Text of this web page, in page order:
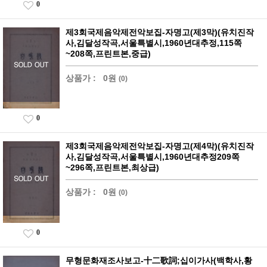
0
제3회국제음악제전악보집-자명고(제3막)(유치진작
사,김달성작곡,서울특별시,1960년대추정,115쪽
~208쪽,프린트본,중급)
상품가 : 0원 (0)
0
제3회국제음악제전악보집-자명고(제4막)(유치진작
사,김달성작곡,서울특별시,1960년대추정209쪽
~296쪽,프린트본,최상급)
상품가 : 0원 (0)
0
무형문화재조사보고-十二歌詞;십이가사(백학사,황